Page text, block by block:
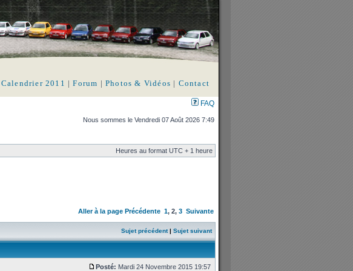
Calendrier 2011 |Forum | Photos & Vidéos | Contact
FAQ
Nous sommes le Vendredi 07 Août 2026 7:49
Heures au format UTC + 1 heure
Aller à la page Précédente 1, 2, 3 Suivante
Sujet précédent| Sujet suivant
Posté: Mardi 24 Novembre 2015 19:57